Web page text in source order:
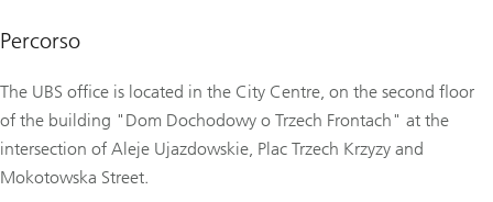
Percorso
The UBS office is located in the City Centre, on the second floor
of the building "Dom Dochodowy o Trzech Frontach" at the
intersection of Aleje Ujazdowskie, Plac Trzech Krzyzy and
Mokotowska Street.